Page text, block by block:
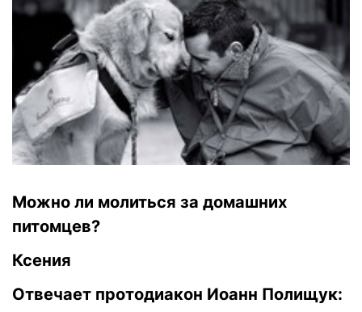
Можно ли молиться за домашних
питомцев?
Ксения
Отвечает протодиакон Иоанн Полищук: